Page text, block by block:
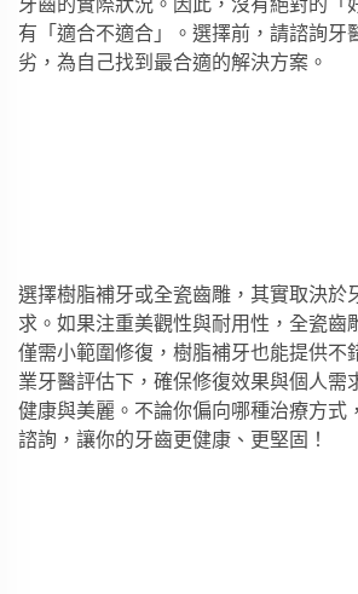
有「適合不適合」。選擇前，請諮詢牙
劣，為自己找到最合適的解決方案。
選擇樹脂補牙或全瓷齒雕，其實取決於
求。如果注重美觀性與耐用性，全瓷齒
僅需小範圍修復，樹脂補牙也能提供不
業牙醫評估下，確保修復效果與個人需
健康與美麗。不論你偏向哪種治療方式
諮詢，讓你的牙齒更健康、更堅固！